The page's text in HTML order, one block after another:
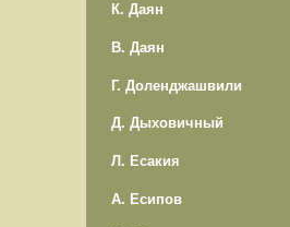
К. Даян
В. Даян
Г. Доленджашвили
Д. Дыховичный
Л. Есакия
А. Есипов